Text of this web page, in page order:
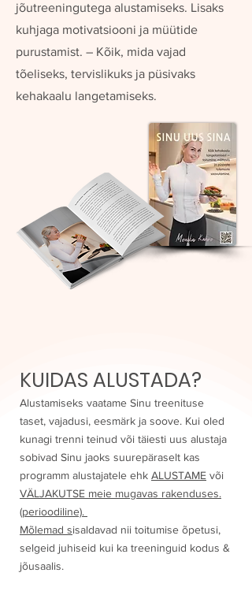
jõutreeningutega alustamiseks. Lisaks
kuhjaga motivatsiooni ja müütide
purustamist. – Kõik, mida vajad
tõeliseks, tervislikuks ja püsivaks
kehakaalu langetamiseks.
KUIDAS ALUSTADA?
Alustamiseks vaatame Sinu treenituse
taset, vajadusi, eesmärk ja soove. Kui oled
kunagi trenni teinud või täiesti uus alustaja
sobivad Sinu jaoks suurepäraselt kas
programm alustajatele ehk ALUSTAME või
VÄLJAKUTSE meie mugavas rakenduses.
(perioodiline).
Mõlemad sisaldavad nii toitumise õpetusi,
selgeid juhiseid kui ka treeninguid kodus &
jõusaalis.